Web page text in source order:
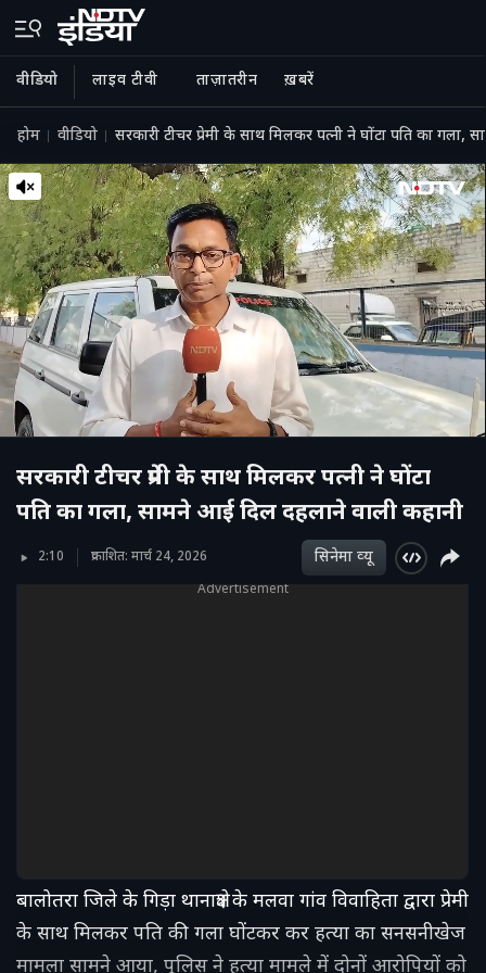
वीडियो लाइव टीवी ताज़ातरीन ख़बरें
होम वीडियो सरकारी टीचर प्रेमी के साथ मिलकर पत्नी ने घोंटा पति का गला,
सरकारी टीचर प्रेमी के साथ मिलकर पत्नी ने घोंटा
पति का गला, सामने आई दिल दहलाने वाली कहानी
2:10 प्रकाशित: मार्च 24, 2026 सिनेमा व्‍यू
Advertisement
बालोतरा जिले के गिड़ा थानाक्षेत्र के मलवा गांव विवाहिता द्वारा प्रेमी
के साथ मिलकर पति की गला घोंटकर कर हत्या का सनसनीखेज
मामला सामने आया, पुलिस ने हत्या मामले में दोनों आरोपियों को